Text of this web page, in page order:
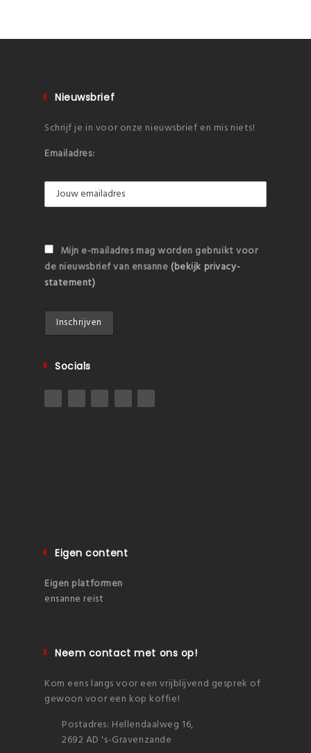
Nieuwsbrief
Schrijf je in voor onze nieuwsbrief en mis niets!
Emailadres:
Mijn e-mailadres mag worden gebruikt voor
de nieuwsbrief van ensanne (bekijk privacy-
statement)
Socials
Eigen content
Eigen platformen
ensanne reist
Neem contact met ons op!
Kom eens langs voor een vrijblijvend gesprek of
gewoon voor een kop koffie!
Postadres: Hellendaalweg 16,
2692 AD 's-Gravenzande